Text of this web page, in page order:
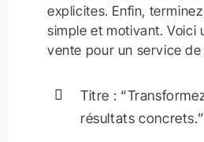
explicites. Enfin,
simple et motivant. Voici
vente pour un service
Titre :
résultats concrets.”